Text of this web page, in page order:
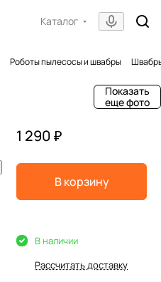
Каталог
Роботы пылесосы и швабры
Показать
еще фото
1 290 ₽
В корзину
В наличии
Рассчитать доставку